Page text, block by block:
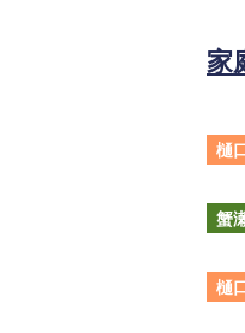
家
樋
蟹
樋